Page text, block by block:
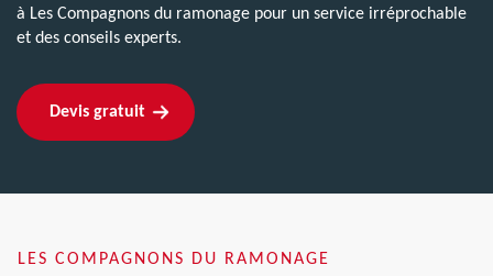
à Les Compagnons du ramonage pour un service irréprochable
et des conseils experts.
Devis gratuit
LES COMPAGNONS DU RAMONAGE